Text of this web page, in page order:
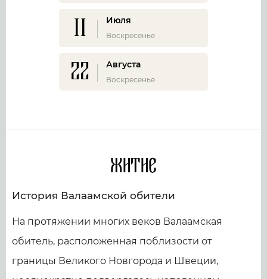
11 Июля
Воскресенье
22 Августа
Воскресенье
Житие
История Валаамской обители
На протяжении многих веков Валаамская
обитель, расположенная поблизости от
границы Великого Новгорода и Швеции,